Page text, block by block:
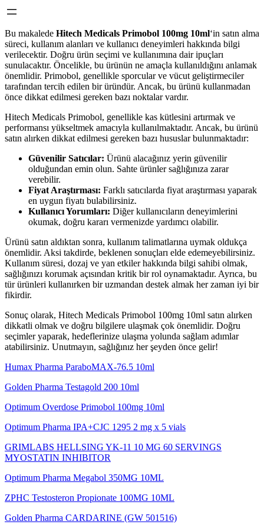
Bu makalede Hitech Medicals Primobol 100mg 10ml‘in satın alma
süreci, kullanım alanları ve kullanıcı deneyimleri hakkında bilgi
verilecektir. Doğru ürün seçimi ve kullanımına dair ipuçları
sunulacaktır. Öncelikle, bu ürünün ne amaçla kullanıldığını anlamak
önemlidir. Primobol, genellikle sporcular ve vücut geliştirmeciler
tarafından tercih edilen bir üründür. Ancak, bu ürünü kullanmadan
önce dikkat edilmesi gereken bazı noktalar vardır.
Hitech Medicals Primobol, genellikle kas kütlesini artırmak ve
performansı yükseltmek amacıyla kullanılmaktadır. Ancak, bu ürünü
satın alırken dikkat edilmesi gereken bazı hususlar bulunmaktadır:
Güvenilir Satıcılar: Ürünü alacağınız yerin güvenilir
olduğundan emin olun. Sahte ürünler sağlığınıza zarar
verebilir.
Fiyat Araştırması: Farklı satıcılarda fiyat araştırması yaparak
en uygun fiyatı bulabilirsiniz.
Kullanıcı Yorumları: Diğer kullanıcıların deneyimlerini
okumak, doğru kararı vermenizde yardımcı olabilir.
Ürünü satın aldıktan sonra, kullanım talimatlarına uymak oldukça
önemlidir. Aksi takdirde, beklenen sonuçları elde edemeyebilirsiniz.
Kullanım süresi, dozaj ve yan etkiler hakkında bilgi sahibi olmak,
sağlığınızı korumak açısından kritik bir rol oynamaktadır. Ayrıca, bu
tür ürünleri kullanırken bir uzmandan destek almak her zaman iyi bir
fikirdir.
Sonuç olarak, Hitech Medicals Primobol 100mg 10ml satın alırken
dikkatli olmak ve doğru bilgilere ulaşmak çok önemlidir. Doğru
seçimler yaparak, hedeflerinize ulaşma yolunda sağlam adımlar
atabilirsiniz. Unutmayın, sağlığınız her şeyden önce gelir!
Humax Pharma ParaboMAX-76.5 10ml
Golden Pharma Testagold 200 10ml
Optimum Overdose Primobol 100mg 10ml
Optimum Pharma IPA+CJC 1295 2 mg x 5 vials
GRIMLABS HELLSING YK-11 10 MG 60 SERVINGS
MYOSTATIN INHIBITOR
Optimum Pharma Megabol 350MG 10ML
ZPHC Testosteron Propionate 100MG 10ML
Golden Pharma CARDARINE (GW 501516)